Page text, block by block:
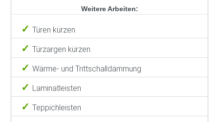
Weitere Arbeiten:
Türen kürzen
Türzargen kürzen
Wärme- und Trittschalldämmung
Laminatleisten
Teppichleisten